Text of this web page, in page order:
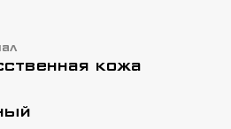
от вывихов. Отлично
смешанных
кожа